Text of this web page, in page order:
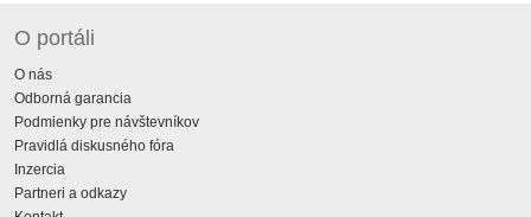
O portáli
O nás
Odborná garancia
Podmienky pre návštevníkov
Pravidlá diskusného fóra
Inzercia
Partneri a odkazy